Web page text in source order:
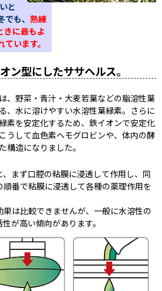
と
も、 熟練
きに最もよ
います。
ン型にしたササヘルス。
は、野菜・青汁・大麦若葉などの脂溶性葉
、水に溶けやすい水溶性葉緑素。さらに
素を安定化するため、鉄イオンで安定化
うして血色素ヘモグロビンや、体内の酵
構造になりました。
まず口腔の粘膜に浸透して作用し、同
番で粘膜に浸透して各種の薬理作用を
は比較できませんが、一般に水溶性の
が高い傾向があります。